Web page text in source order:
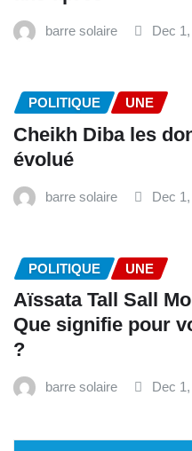
barre solaire Dec
POLITIQUE UNE
Cheikh Diba les
évolué
barre solaire Dec
POLITIQUE UNE
Aïssata Tall Sall
Que signifie pour
?
barre solaire Dec